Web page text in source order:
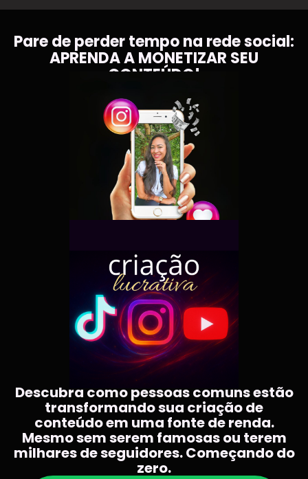
Pare de perder tempo na rede social:
APRENDA A MONETIZAR SEU
CONTEÚDO!
Descubra como pessoas comuns estão
transformando sua criação de
conteúdo em uma fonte de renda.
Mesmo sem serem famosas ou terem
milhares de seguidores. Começando do
zero.